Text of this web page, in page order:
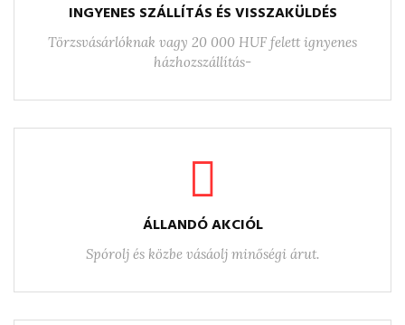
INGYENES SZÁLLÍTÁS ÉS VISSZAKÜLDÉS
Törzsvásárlóknak vagy 20 000 HUF felett ignyenes
házhozszállítás-
ÁLLANDÓ AKCIÓL
Spórolj és közbe vásáolj minőségi árut.